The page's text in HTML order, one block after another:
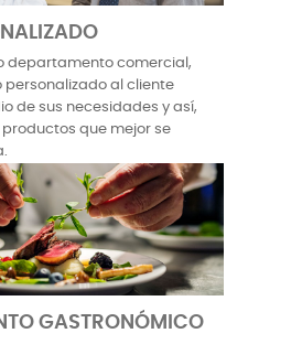
departamento comercial,
personalizado al cliente
de sus necesidades y así,
que mejor se
GASTRONÓMICO